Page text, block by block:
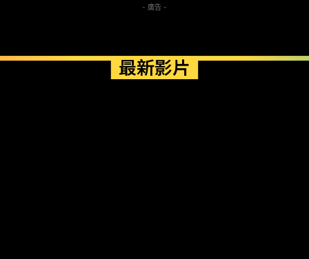
- 廣告 -
最新影片